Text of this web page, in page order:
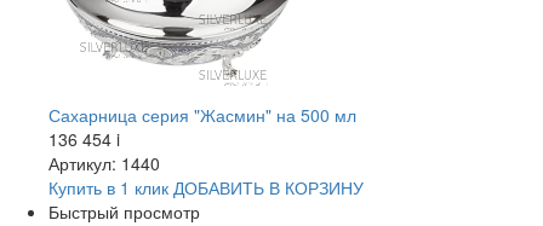
Сахарница серия "Жасмин" на 500 мл
136 454 i
Артикул: 1440
Купить в 1 клик ДОБАВИТЬ В КОРЗИНУ
Быстрый просмотр